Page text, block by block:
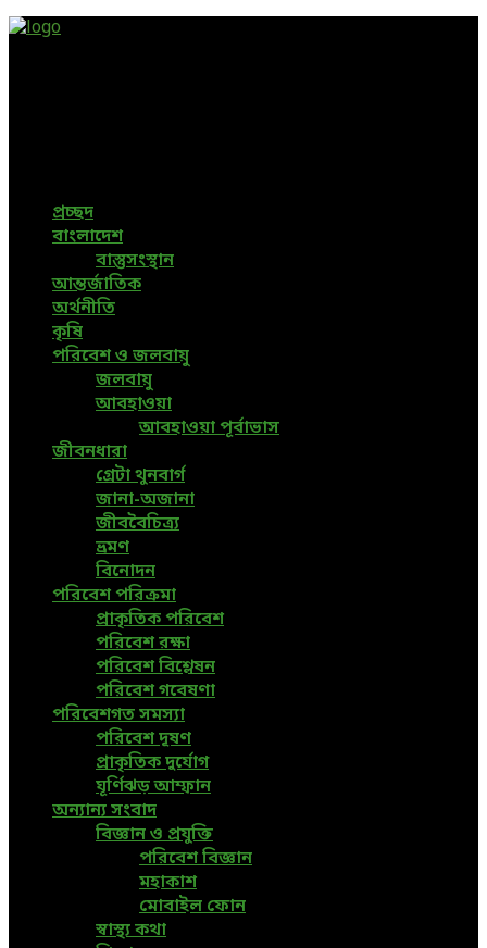
প্রচ্ছদ
বাংলাদেশ
বাস্তুসংস্থান
আন্তর্জাতিক
অর্থনীতি
কৃষি
পরিবেশ ও জলবায়ু
জলবায়ু
আবহাওয়া
আবহাওয়া পূর্বাভাস
জীবনধারা
গ্রেটা থুনবার্গ
জানা-অজানা
জীববৈচিত্র্য
ভ্রমণ
বিনোদন
পরিবেশ পরিক্রমা
প্রাকৃতিক পরিবেশ
পরিবেশ রক্ষা
পরিবেশ বিশ্লেষন
পরিবেশ গবেষণা
পরিবেশগত সমস্যা
পরিবেশ দূষণ
প্রাকৃতিক দুর্যোগ
ঘূর্ণিঝড় আম্ফান
অন্যান্য সংবাদ
বিজ্ঞান ও প্রযুক্তি
পরিবেশ বিজ্ঞান
মহাকাশ
মোবাইল ফোন
স্বাস্থ্য কথা